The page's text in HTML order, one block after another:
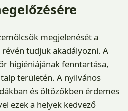
megjelenését a
tudjuk akadályozni. A
higiéniájának fenntartása,
területén. A nyilvános
és öltözőkben érdemes
ezek a helyek kedvező